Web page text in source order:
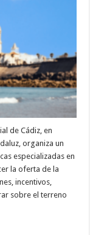
de Cádiz, en
organiza un
especializadas en
la oferta de la
incentivos,
sobre el terreno